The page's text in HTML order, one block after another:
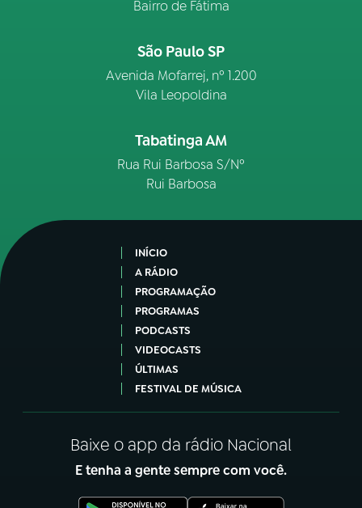
Bairro de Fátima
São Paulo SP
Avenida Mofarrej, nº 1.200
Vila Leopoldina
Tabatinga AM
Rua Rui Barbosa S/Nº
Rui Barbosa
INÍCIO
A RÁDIO
PROGRAMAÇÃO
PROGRAMAS
PODCASTS
VIDEOCASTS
ÚLTIMAS
FESTIVAL DE MÚSICA
Baixe o app da rádio Nacional
E tenha a gente sempre com você.